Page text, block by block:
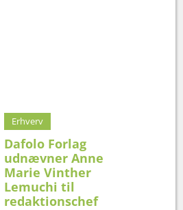
Erhverv
Dafolo Forlag
udnævner Anne
Marie Vinther
Lemuchi til
redaktionschef